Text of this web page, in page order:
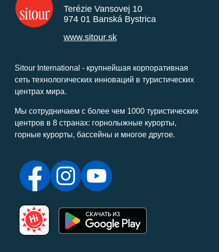
Terézie Vansovej 10
974 01 Banská Bystrica
www.sitour.sk
Sitour International - крупнейшая корпоративная
сеть технологических инноваций в туристических
центрах мира.
Мы сотрудничаем с более чем 1000 туристических
центров в 8 странах: горнолыжные курорты,
горные курорты, бассейны и многое другое.